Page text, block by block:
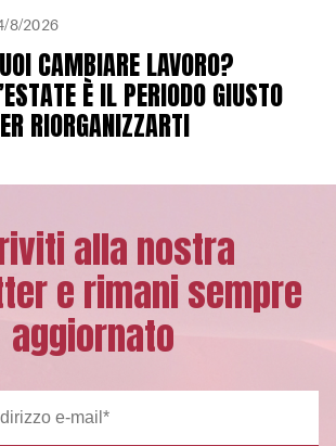
8/2026
CAMBIARE LAVORO?
È IL PERIODO GIUSTO
RIORGANIZZARTI
alla nostra
e rimani sempre
aggiornato